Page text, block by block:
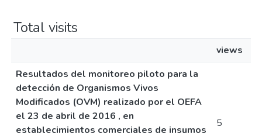
Total visits
views
Resultados del monitoreo piloto para la
detección de Organismos Vivos
Modificados (OVM) realizado por el OEFA
el 23 de abril de 2016 , en
establecimientos comerciales de insumos
5